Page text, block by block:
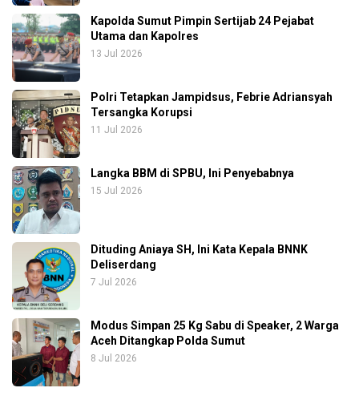
Kapolda Sumut Pimpin Sertijab 24 Pejabat
Utama dan Kapolres
13 Jul 2026
Polri Tetapkan Jampidsus, Febrie Adriansyah
Tersangka Korupsi
11 Jul 2026
Langka BBM di SPBU, Ini Penyebabnya
15 Jul 2026
Dituding Aniaya SH, Ini Kata Kepala BNNK
Deliserdang
7 Jul 2026
Modus Simpan 25 Kg Sabu di Speaker, 2 Warga
Aceh Ditangkap Polda Sumut
8 Jul 2026